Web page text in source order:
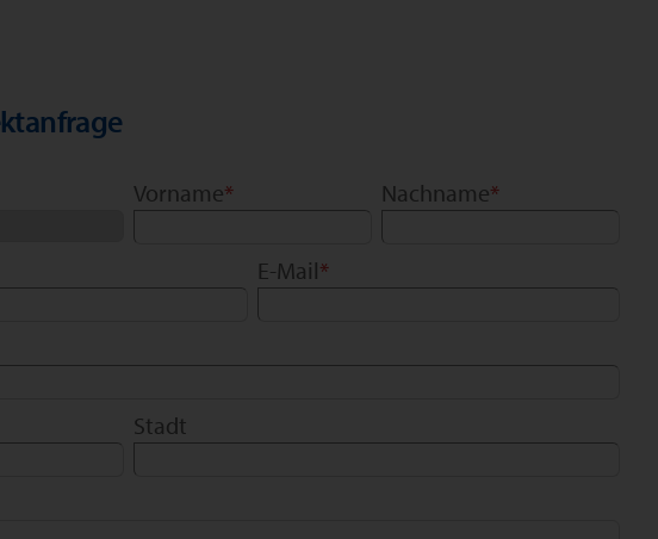
Vorname* Nachname*
E-Mail*
Stadt